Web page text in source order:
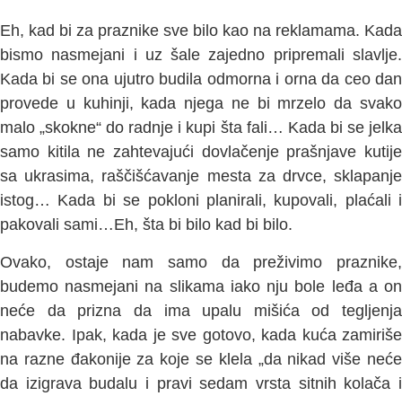
Eh, kad bi za praznike sve bilo kao na reklamama. Kada
bismo nasmejani i uz šale zajedno pripremali slavlje.
Kada bi se ona ujutro budila odmorna i orna da ceo dan
provede u kuhinji, kada njega ne bi mrzelo da svako
malo „skokne“ do radnje i kupi šta fali… Kada bi se jelka
samo kitila ne zahtevajući dovlačenje prašnjave kutije
sa ukrasima, raščišćavanje mesta za drvce, sklapanje
istog… Kada bi se pokloni planirali, kupovali, plaćali i
pakovali sami…Eh, šta bi bilo kad bi bilo.
Ovako, ostaje nam samo da preživimo praznike,
budemo nasmejani na slikama iako nju bole leđa a on
neće da prizna da ima upalu mišića od tegljenja
nabavke. Ipak, kada je sve gotovo, kada kuća zamiriše
na razne đakonije za koje se klela „da nikad više neće
da izigrava budalu i pravi sedam vrsta sitnih kolača i